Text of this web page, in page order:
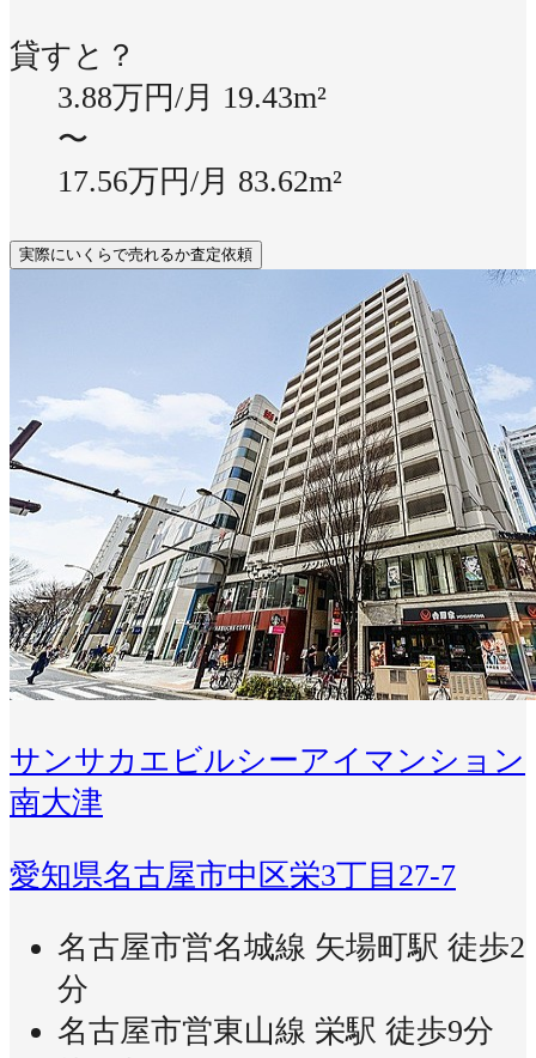
貸すと？
3.88万円/月 19.43m²
〜
17.56万円/月 83.62m²
実際にいくらで売れるか査定依頼
サンサカエビルシーアイマンション
南大津
愛知県名古屋市中区栄3丁目27-7
名古屋市営名城線 矢場町駅 徒歩2
分
名古屋市営東山線 栄駅 徒歩9分